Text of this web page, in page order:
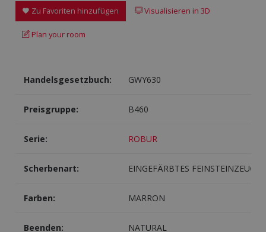
Zu Favoriten hinzufügen Visualisieren in 3D
Plan your room
Handelsgesetzbuch: GWY630
Preisgruppe: B460
Serie: ROBUR
Scherbenart: EINGEFÄRBTES FEINSTEINZEUG
Farben: MARRON
Beenden: NATURAL